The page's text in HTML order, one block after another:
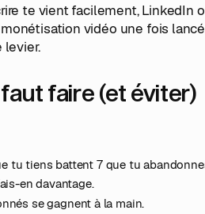
te vient facilement, LinkedIn
vidéo une fois
levier.
faire (et éviter)
tu tiens battent 7 que tu
en davantage.
se gagnent à la main.